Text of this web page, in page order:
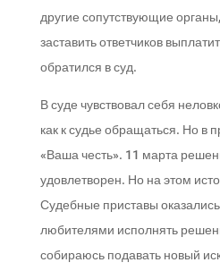
другие сопутствующие
заставить ответчиков
обратился в суд.
В суде чувствовал себя
как к судье обращаться. Но в
«Ваша честь». 11 марта
удовлетворен. Но на этом
Судебные приставы
любителями исполнять
собираюсь подавать новый